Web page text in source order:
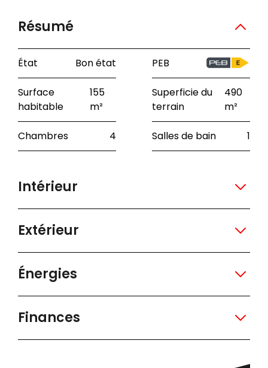
Résumé
État Bon état PEB
Surface
habitable
155
m²
Superficie du
terrain
490
m²
Chambres 4 Salles de bain 1
Intérieur
Extérieur
Énergies
Finances